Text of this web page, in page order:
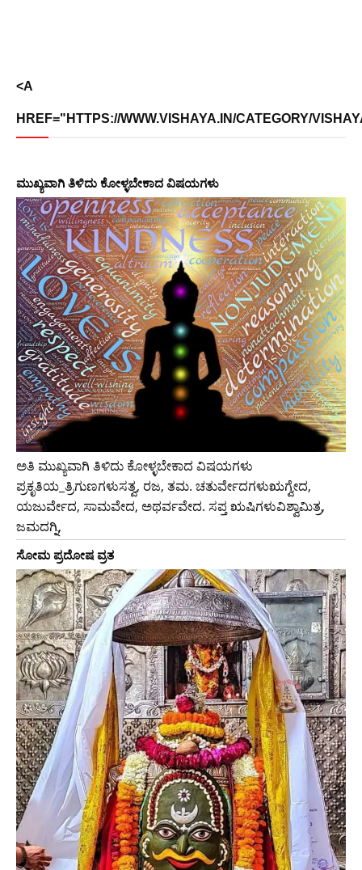
<A
HREF="HTTPS://WWW.VISHAYA.IN/CATEGORY/
ಮುಖ್ಯವಾಗಿ ತಿಳಿದು ಕೋಳ್ಳಬೇಕಾದ ವಿಷಯಗಳು
ಅತಿ ಮುಖ್ಯವಾಗಿ ತಿಳಿದು ಕೋಳ್ಳಬೇಕಾದ ವಿಷಯಗಳು
ಪ್ರಕೃತಿಯ_ತ್ರಿಗುಣಗಳುಸತ್ವ, ರಜ, ತಮ. ಚತುರ್ವೇದಗಳುಋಗ್ವೇದ,
ಯಜುರ್ವೇದ, ಸಾಮವೇದ, ಅಥರ್ವವೇದ. ಸಪ್ತ ಋಷಿಗಳುವಿಶ್ವಾಮಿತ್ರ,
ಜಮದಗ್ನಿ,
ಸೋಮ ಪ್ರದೋಷ ವ್ರತ